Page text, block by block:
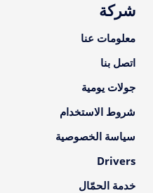
شركة
معلومات عنا
اتصل بنا
جولات يومية
شروط الاستخدام
سياسة الخصوصية
Drivers
خدمة الحمّال